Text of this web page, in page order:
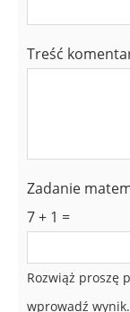
Treść
Zadanie
7 + 1 =
Rozwiąż proszę
wprowadź wynik.